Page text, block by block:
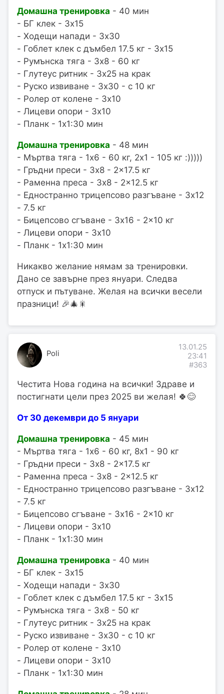
Домашна тренировка - 40 мин
- БГ клек - 3x15
- Ходещи напади - 3x30
- Гоблет клек с дъмбел 17.5 кг - 3x15
- Румънска тяга - 3x8 - 60 кг
- Глутеус ритник - 3x25 на крак
- Руско извиване - 3x30 - с 10 кг
- Ролер от колене - 3x10
- Лицеви опори - 3x10
- Планк - 1x1:30 мин
Домашна тренировка - 48 мин
- Мъртва тяга - 1x6 - 60 кг, 2x1 - 105 кг :)))))
- Гръдни преси - 3x8 - 2x17.5 кг
- Раменна преса - 3x8 - 2x12.5 кг
- Едностранно трицепсово разгъване - 3x12
- 7.5 кг
- Бицепсово сгъване - 3x16 - 2x10 кг
- Лицеви опори - 3x10
- Планк - 1x1:30 мин
Никакво желание нямам за тренировки.
Дано се завърне през януари. Следва
отпуск и пътуване. Желая на всички весели
празници! 🎉🎄🎇
Poli
13.01.25
23:41
#363
Честита Нова година на всички! Здраве и
постигнати цели през 2025 ви желая! 🍀😊
От 30 декември до 5 януари
Домашна тренировка - 45 мин
- Мъртва тяга - 1x6 - 60 кг, 8x1 - 90 кг
- Гръдни преси - 3x8 - 2x17.5 кг
- Раменна преса - 3x8 - 2x12.5 кг
- Едностранно трицепсово разгъване - 3x12
- 7.5 кг
- Бицепсово сгъване - 3x16 - 2x10 кг
- Лицеви опори - 3x10
- Планк - 1x1:30 мин
Домашна тренировка - 40 мин
- БГ клек - 3x15
- Ходещи напади - 3x30
- Гоблет клек с дъмбел 17.5 кг - 3x15
- Румънска тяга - 3x8 - 50 кг
- Глутеус ритник - 3x25 на крак
- Руско извиване - 3x30 - с 10 кг
- Ролер от колене - 3x10
- Лицеви опори - 3x10
- Планк - 1x1:30 мин